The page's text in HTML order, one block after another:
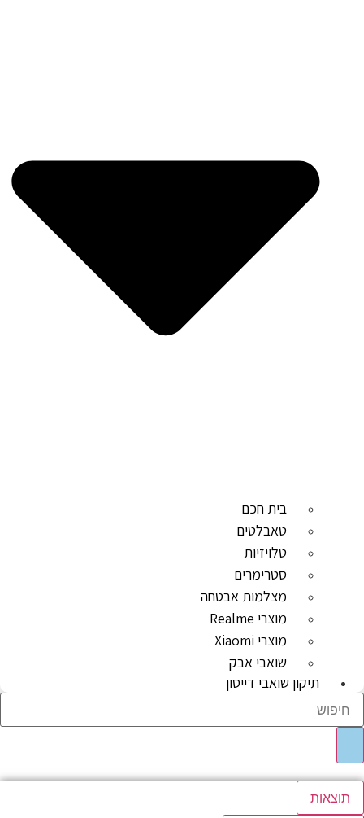
בית חכם
טאבלטים
טלויזיות
סטרימרים
מצלמות אבטחה
מוצרי Realme
מוצרי Xiaomi
שואבי אבק
תיקון שואבי דייסון
תוצאות